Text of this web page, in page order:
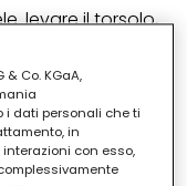
levare il torsolo,
un limone. lasciar
spesso.
buccia di
un
& Co. KGaA,
i dati personali che ti
in
con esso,